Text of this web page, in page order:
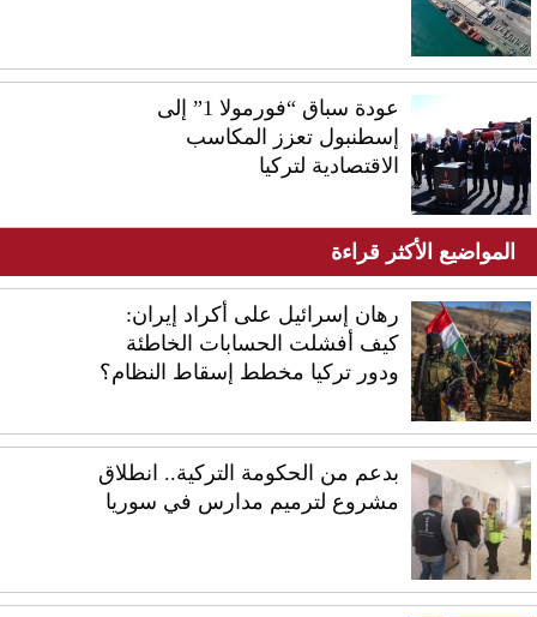
عودة سباق “فورمولا 1” إلى
إسطنبول تعزز المكاسب
الاقتصادية لتركيا
المواضيع الأكثر قراءة
رهان إسرائيل على أكراد إيران:
كيف أفشلت الحسابات الخاطئة
ودور تركيا مخطط إسقاط النظام؟
بدعم من الحكومة التركية.. انطلاق
مشروع لترميم مدارس في سوريا